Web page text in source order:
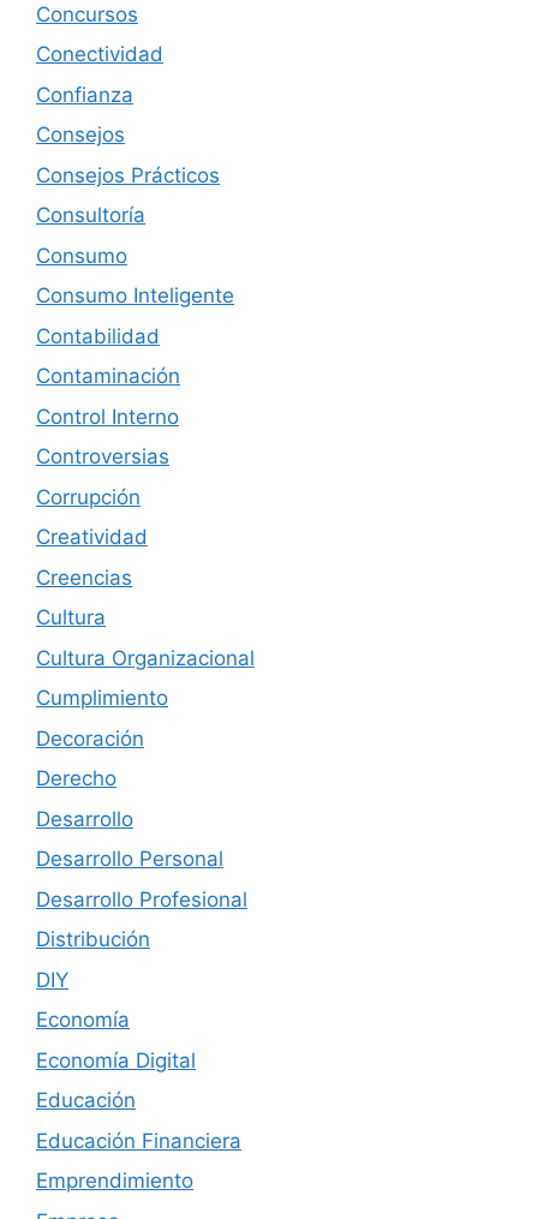
Concursos
Conectividad
Confianza
Consejos
Consejos Prácticos
Consultoría
Consumo
Consumo Inteligente
Contabilidad
Contaminación
Control Interno
Controversias
Corrupción
Creatividad
Creencias
Cultura
Cultura Organizacional
Cumplimiento
Decoración
Derecho
Desarrollo
Desarrollo Personal
Desarrollo Profesional
Distribución
DIY
Economía
Economía Digital
Educación
Educación Financiera
Emprendimiento